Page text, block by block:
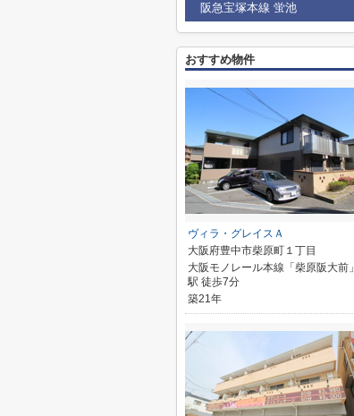
阪急宝塚本線 蛍池
おすすめ物件
ヴィラ・グレイスＡ
大阪府豊中市柴原町１丁目
大阪モノレール本線「柴原阪大前」
駅 徒歩7分
築21年